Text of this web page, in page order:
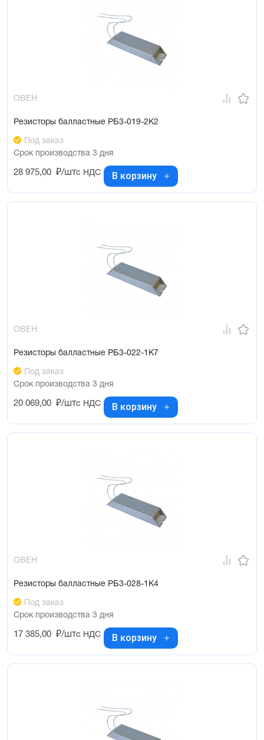
ОВЕН
Резисторы балластные РБ3-019-2К2
Под заказ
Срок производства 3 дня
28 975,00 ₽/штс НДС В корзину
ОВЕН
Резисторы балластные РБ3-022-1К7
Под заказ
Срок производства 3 дня
20 069,00 ₽/штс НДС В корзину
ОВЕН
Резисторы балластные РБ3-028-1К4
Под заказ
Срок производства 3 дня
17 385,00 ₽/штс НДС В корзину